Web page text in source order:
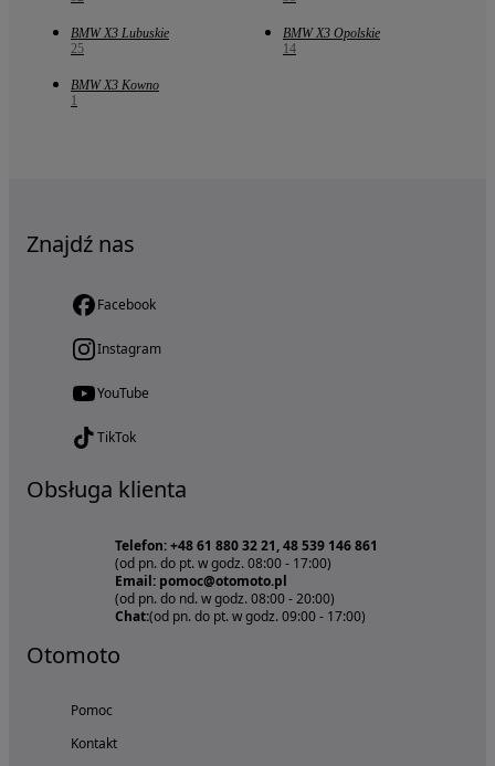
BMW X3 Lubuskie
25
BMW X3 Opolskie
14
BMW X3 Kowno
1
Znajdź nas
Facebook
Instagram
YouTube
TikTok
Obsługa klienta
Telefon: +48 61 880 32 21, 48 539 146 861
(od pn. do pt. w godz. 08:00 - 17:00)
Email: pomoc@otomoto.pl
(od pn. do nd. w godz. 08:00 - 20:00)
Chat:(od pn. do pt. w godz. 09:00 - 17:00)
Otomoto
Pomoc
Kontakt